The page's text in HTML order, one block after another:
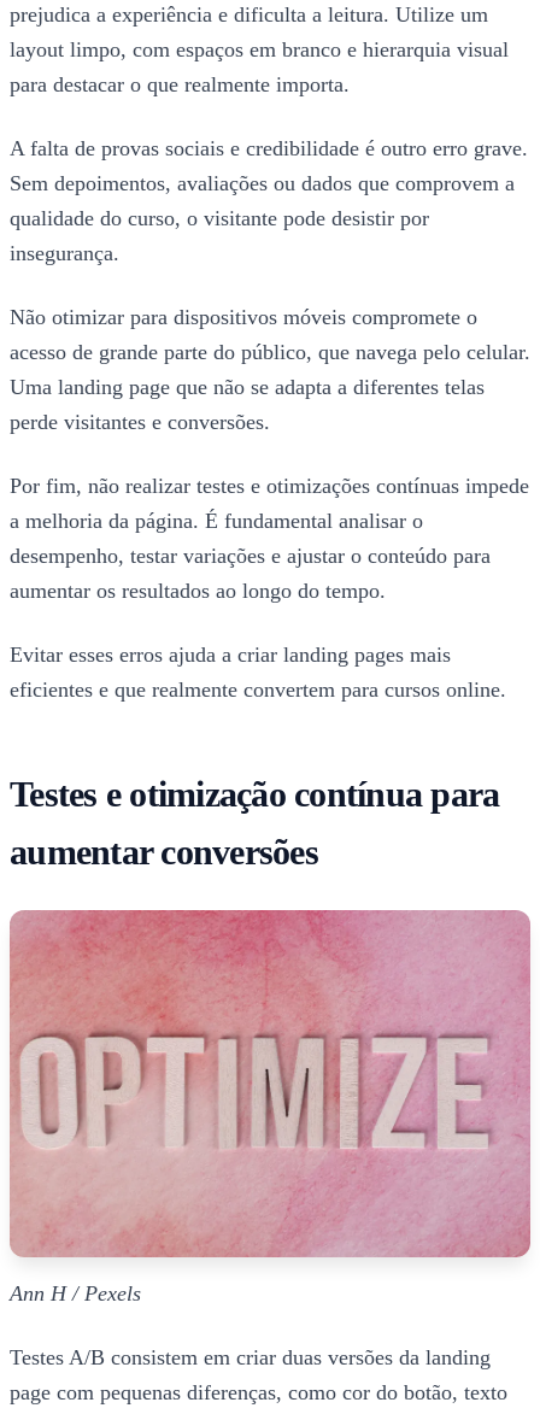
prejudica a experiência e dificulta a leitura. Utilize um
layout limpo, com espaços em branco e hierarquia visual
para destacar o que realmente importa.
A falta de provas sociais e credibilidade é outro erro grave.
Sem depoimentos, avaliações ou dados que comprovem a
qualidade do curso, o visitante pode desistir por
insegurança.
Não otimizar para dispositivos móveis compromete o
acesso de grande parte do público, que navega pelo celular.
Uma landing page que não se adapta a diferentes telas
perde visitantes e conversões.
Por fim, não realizar testes e otimizações contínuas impede
a melhoria da página. É fundamental analisar o
desempenho, testar variações e ajustar o conteúdo para
aumentar os resultados ao longo do tempo.
Evitar esses erros ajuda a criar landing pages mais
eficientes e que realmente convertem para cursos online.
Testes e otimização contínua para
aumentar conversões
Ann H / Pexels
Testes A/B consistem em criar duas versões da landing
page com pequenas diferenças, como cor do botão, texto